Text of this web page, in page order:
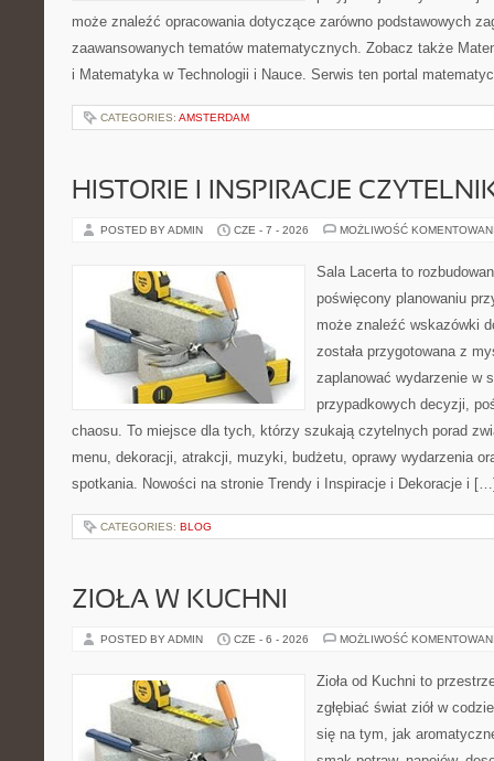
może znaleźć opracowania dotyczące zarówno podstawowych
zaawansowanych tematów matematycznych. Zobacz także
i Matematyka w Technologii i Nauce. Serwis ten portal
CATEGORIES: AMSTERDAM
HISTORIE I INSPIRACJE
POSTED BY ADMIN CZE - 7 - 2026 MOŻLIWOŚĆ
Sala Lacerta to
poświęcony planowaniu
może znaleźć wskazówki
została przygotowana z
zaplanować wydarzenie w
przypadkowych decyzji,
chaosu. To miejsce dla tych, którzy szukają czytelnych porad
menu, dekoracji, atrakcji, muzyki, budżetu, oprawy wydarzenia
spotkania. Nowości na stronie Trendy i Inspiracje i Dekoracje i
CATEGORIES: BLOG
ZIOŁA W KUCHNI
POSTED BY ADMIN CZE - 6 - 2026 MOŻLIWOŚĆ
Zioła od Kuchni to
zgłębiać świat ziół w
się na tym, jak